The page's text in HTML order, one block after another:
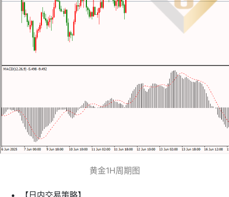
黄金1H周期图
【日内交易策略】